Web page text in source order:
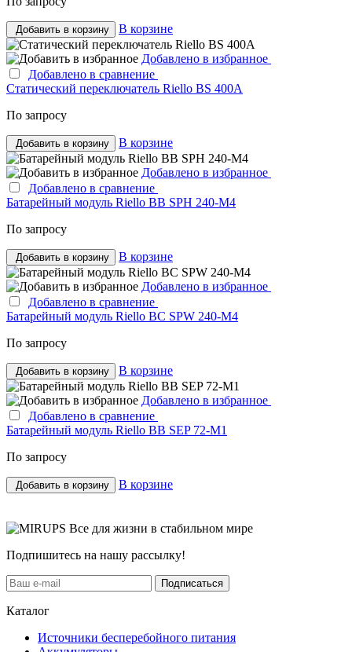
Добавить в корзину В корзине
Добавлено в избранное
Добавлено в сравнение
Статический переключатель Riello BS 400A
По запросу
Добавить в корзину В корзине
Добавлено в избранное
Добавлено в сравнение
Батарейный модуль Riello BB SPH 240-M4
По запросу
Добавить в корзину В корзине
Добавлено в избранное
Добавлено в сравнение
Батарейный модуль Riello BC SPW 240-M4
По запросу
Добавить в корзину В корзине
Добавлено в избранное
Добавлено в сравнение
Батарейный модуль Riello BB SEP 72-M1
По запросу
Добавить в корзину В корзине
Все для жизни в стабильном мире
Подпишитесь на нашу рассылку!
Подписаться
Каталог
Источники бесперебойного питания